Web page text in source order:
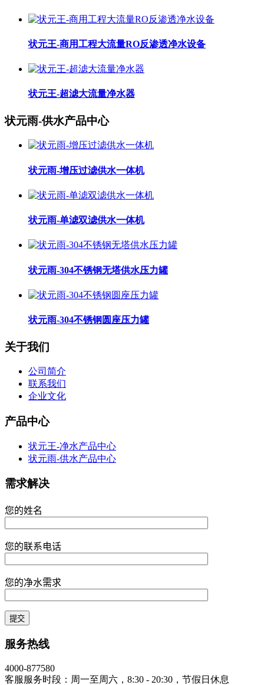
状元王-商用工程大流量RO反渗透净水设备
状元王-超滤大流量净水器
状元雨-供水产品中心
状元雨-增压过滤供水一体机
状元雨-单滤双滤供水一体机
状元雨-304不锈钢无塔供水压力罐
状元雨-304不锈钢圆座压力罐
关于我们
公司简介
联系我们
企业文化
产品中心
状元王-净水产品中心
状元雨-供水产品中心
需求解决
您的姓名
您的联系电话
您的净水需求
服务热线
4000-877580
客服服务时段：周一至周六，8:30 - 20:30，节假日休息